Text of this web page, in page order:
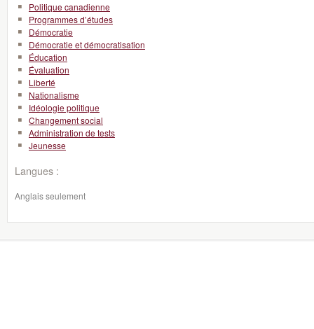
Politique canadienne
Programmes d’études
Démocratie
Démocratie et démocratisation
Éducation
Évaluation
Liberté
Nationalisme
Idéologie politique
Changement social
Administration de tests
Jeunesse
Langues :
Anglais seulement